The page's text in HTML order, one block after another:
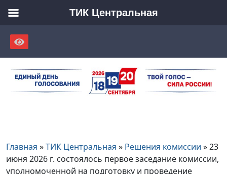
content
Главная »ТИК Центральная » Решения комиссии »23
июня 2026 г. состоялось первое заседание комиссии,
уполномоченной на подготовку и проведение
ТИК Центральная